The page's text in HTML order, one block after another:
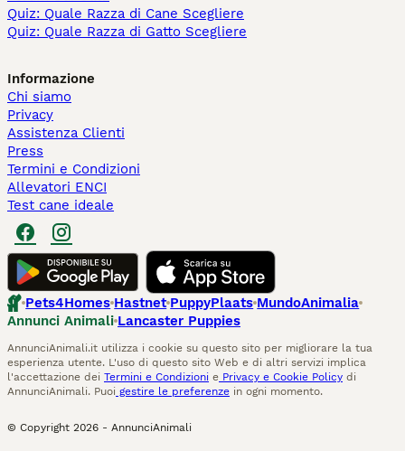
Quiz: Quale Razza di Cane Scegliere
Quiz: Quale Razza di Gatto Scegliere
Informazione
Chi siamo
Privacy
Assistenza Clienti
Press
Termini e Condizioni
Allevatori ENCI
Test cane ideale
Pets4Homes Hastnet PuppyPlaats MundoAnimalia
Annunci Animali Lancaster Puppies
AnnunciAnimali.it utilizza i cookie su questo sito per migliorare la tua
esperienza utente. L'uso di questo sito Web e di altri servizi implica
l'accettazione dei Termini e Condizioni e Privacy e Cookie Policy di
AnnunciAnimali. Puoi gestire le preferenze in ogni momento.
© Copyright 2026 - AnnunciAnimali